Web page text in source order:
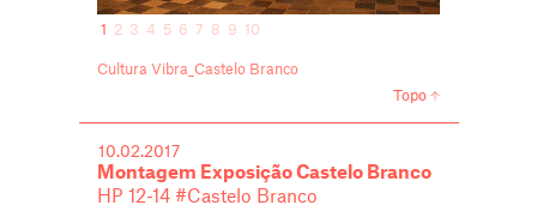
Cultura Vibra_Castelo Branco
1 2 3 4 5 6 7 8 9 10
Topo
10.02.2017
Montagem Exposição Castelo Branco
HP 12-14 #Castelo Branco